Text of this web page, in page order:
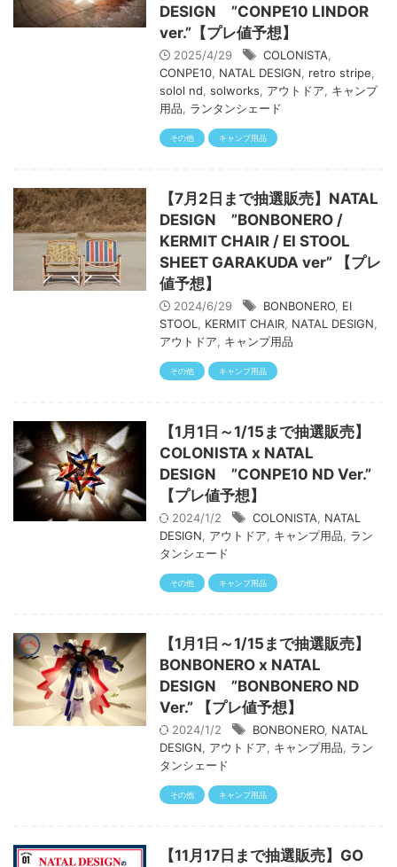
DESIGN ”CONPE10 LINDOR
ver.”【プレ値予想】
2025/4/29 COLONISTA
CONPE10 NATAL DESIGN retro stripe
solol nd solworks アウトドア
キャンプ
用品
ランタンシェード
その他 キャンプ用品
【7月2日まで抽選販売】NATAL
DESIGN ”BONBONERO /
KERMIT CHAIR / EI STOOL
SHEET GARAKUDA ver” 【プレ
値予想】
2024/6/29 BONBONERO EI
STOOL
KERMIT CHAIR NATAL DESIGN
アウトドア
キャンプ用品
その他 キャンプ用品
【1月1日～1/15まで抽選販売】
COLONISTA x NATAL
DESIGN ”CONPE10 ND Ver.”
【プレ値予想】
2024/1/2 COLONISTA
NATAL
DESIGN
アウトドア キャンプ用品
ラン
タンシェード
その他 キャンプ用品
【1月1日～1/15まで抽選販売】
BONBONERO x NATAL
DESIGN ”BONBONERO ND
Ver.” 【プレ値予想】
2024/1/2 BONBONERO NATAL
DESIGN
アウトドア キャンプ用品
ラン
タンシェード
その他 キャンプ用品
【11月17日まで抽選販売】GO